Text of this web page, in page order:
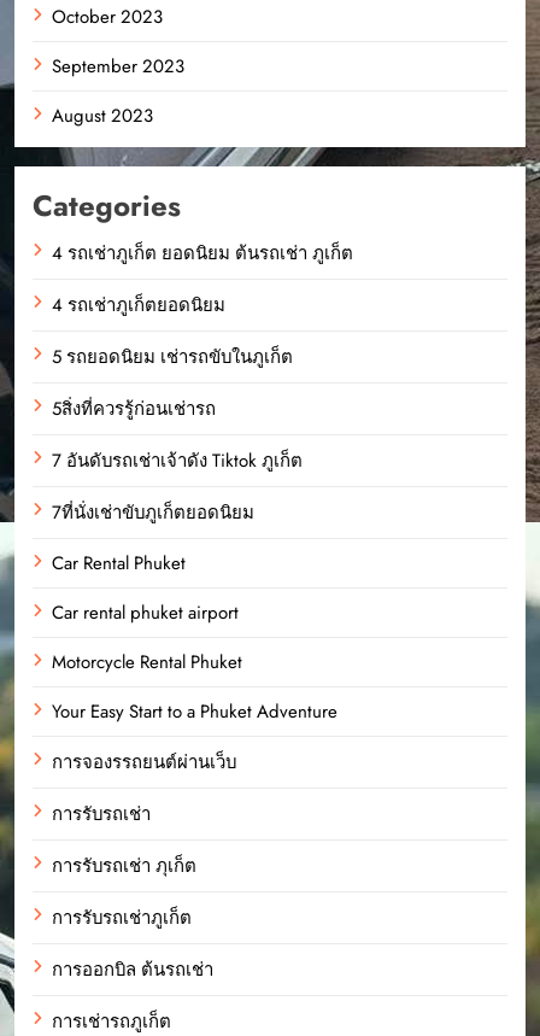
October 2023
September 2023
August 2023
Categories
4 รถเช่าภูเก็ต ยอดนิยม ต้นรถเช่า ภูเก็ต
4 รถเช่าภูเก็ตยอดนิยม
5 รถยอดนิยม เช่ารถขับในภูเก็ต
5สิ่งที่ควรรู้ก่อนเช่ารถ
7 อันดับรถเช่าเจ้าดัง Tiktok ภูเก็ต
7ที่นั่งเช่าขับภูเก็ตยอดนิยม
Car Rental Phuket
Car rental phuket airport
Motorcycle Rental Phuket
Your Easy Start to a Phuket Adventure
การจองรรถยนต์ผ่านเว็บ
การรับรถเช่า
การรับรถเช่า ภุเก็ต
การรับรถเช่าภูเก็ต
การออกบิล ต้นรถเช่า
การเช่ารถภูเก็ต